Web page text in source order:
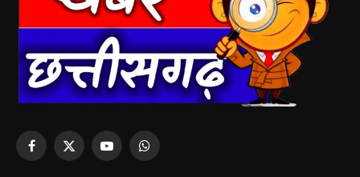
Facebook
X
YouTubeWhatsApp